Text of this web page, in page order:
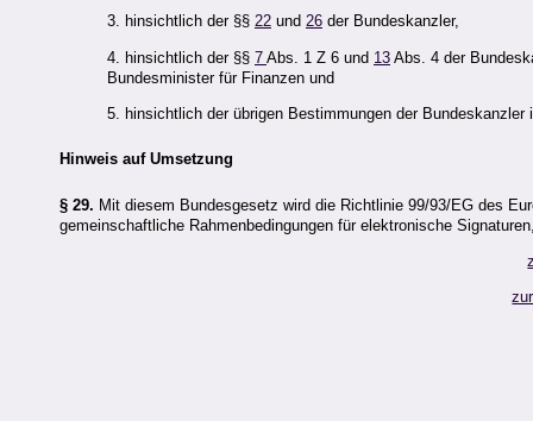
3. hinsichtlich der §§ 22 und 26 der Bundeskanzler,
4. hinsichtlich der §§ 7 Abs. 1 Z 6 und 13 Abs. 4 der
Bundesminister für Finanzen und
5. hinsichtlich der übrigen Bestimmungen der
Hinweis auf Umsetzung
§ 29. Mit diesem Bundesgesetz wird die Richtlinie 99/93/EG des
gemeinschaftliche Rahmenbedingungen für elektronische